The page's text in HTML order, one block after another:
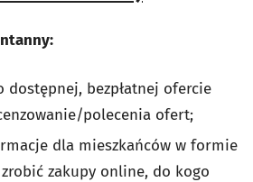
bezpłatnej ofercie
polecenia ofert;
dla mieszkańców w formie
zakupy online, do kogo